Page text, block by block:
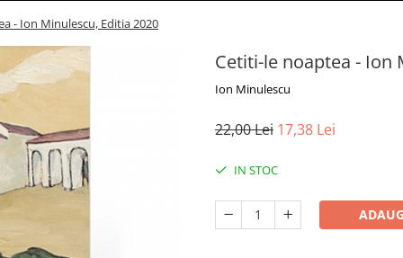
- Ion Minulescu, Editia 2020
Cetiti-le noaptea - Ion
Ion Minulescu
22,00 Lei 17,38 Lei
IN STOC